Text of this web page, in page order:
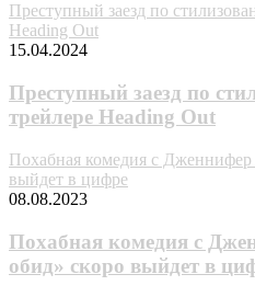
Преступный заезд по
Heading Out
15.04.2024
Преступный заезд по
трейлере Heading Out
Похабная комедия с Дженнифер
выйдет в цифре
08.08.2023
Похабная комедия с
обид» скоро выйдет в